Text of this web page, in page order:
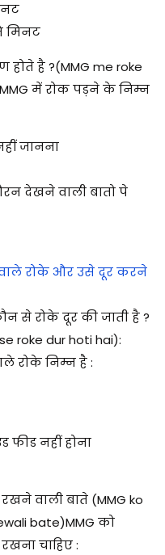
मिनट
होते है ?(MMG me roke
में रोक पड़ने के निम्न
जानना
देखने वाली बातो पे
रोके और उसे दूर करने
से रोके दूर की जाती है ?
roke dur hoti hai):
रोके निम्न है :
नहीं होना
वाली बाते (MMG ko
bate)MMG को
चाहिए :